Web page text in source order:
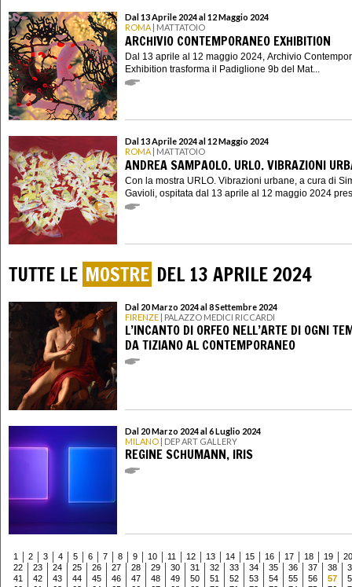
Dal 13 Aprile 2024 al 12 Maggio 2024
ROMA | MATTATOIO
ARCHIVIO CONTEMPORANEO EXHIBITION
Dal 13 aprile al 12 maggio 2024, Archivio
Exhibition trasforma il Padiglione 9b del Mat...
Dal 13 Aprile 2024 al 12 Maggio 2024
ROMA | MATTATOIO
ANDREA SAMPAOLO. URLO. VIBRAZIONI
Con la mostra URLO. Vibrazioni urbane, a cura di
Gavioli, ospitata dal 13 aprile al 12 maggio 2024
TUTTE LE MOSTRE DEL 13 APRILE 2024
Dal 20 Marzo 2024 al 8 Settembre 2024
FIRENZE | PALAZZO MEDICI RICCARDI
L’INCANTO DI ORFEO NELL’ARTE DI OGNI
DA TIZIANO AL CONTEMPORANEO
Dal 20 Marzo 2024 al 6 Luglio 2024
MILANO | DEP ART GALLERY
REGINE SCHUMANN, IRIS
1 2 3 4 5 6 7 8 9 10 11 12 13 14 15 16 17 18 19
20
22
23 24 25 26 27 28 29 30 31 32 33 34 35 36 37 38
41
42 43 44 45 46 47 48 49 50 51 52 53 54 55 56 57